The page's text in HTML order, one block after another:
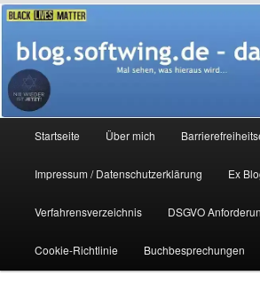
Zum
primären
Inhalt
springen
blog.softwing.de – das
Mal sehen, was hieraus wird…
Startseite Über mich
Impressum / Datenschutzerklärung Ex
Verfahrensverzeichnis DSGVO
Cookie-Richtlinie Buchbesprechungen